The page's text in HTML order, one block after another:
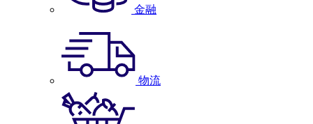
金融
物流